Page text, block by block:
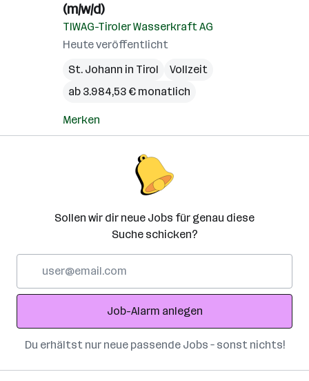
(m/w/d)
TIWAG-Tiroler Wasserkraft AG
Heute veröffentlicht
St. Johann in Tirol
Vollzeit
ab 3.984,53 € monatlich
Merken
Sollen wir dir neue Jobs für genau diese
Suche schicken?
Adresse
Job-Alarm anlegen
Du erhältst nur neue passende Jobs – sonst nichts!